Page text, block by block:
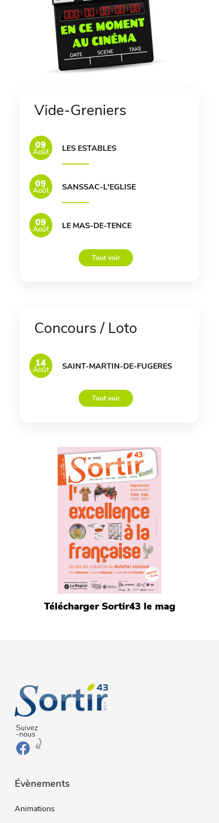
Vide-Greniers
09
Août LES ESTABLES
09
Août SANSSAC-L'EGLISE
09
Août LE MAS-DE-TENCE
Tout voir
Concours / Loto
14
Août SAINT-MARTIN-DE-FUGERES
Tout voir
Télécharger Sortir43 le mag
Évènements
Animations